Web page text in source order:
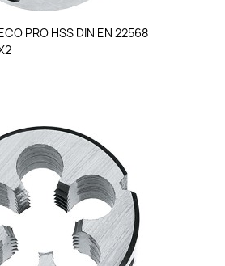
PRO HSS DIN EN 22568